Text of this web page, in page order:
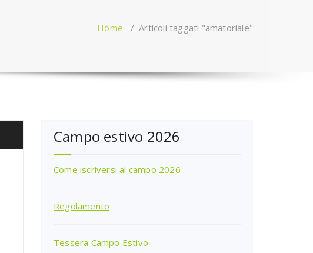
Home /Articoli taggati "amatoriale"
Campo estivo 2026
Come iscriversi al campo 2026
Regolamento
Tessera Campo Estivo